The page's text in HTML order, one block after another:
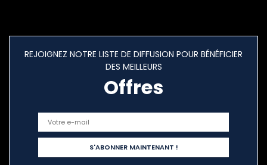
REJOIGNEZ NOTRE LISTE DE DIFFUSION POUR BÉNÉFICIER
DES MEILLEURS
Offres